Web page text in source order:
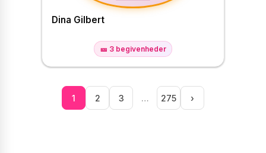
Dina Gilbert
🎫 3 begivenheder
1 2 3 … 275 ›